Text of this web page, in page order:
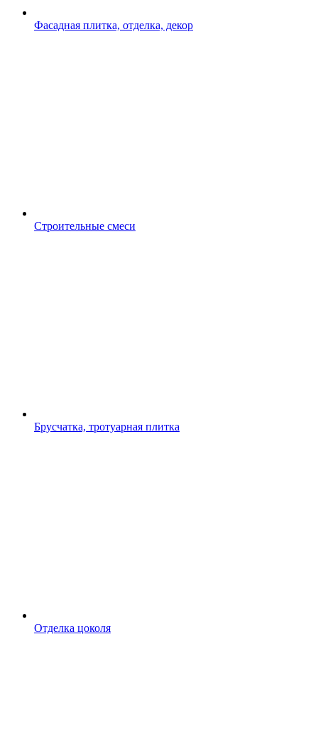
Фасадная плитка, отделка, декор
Строительные смеси
Брусчатка, тротуарная плитка
Отделка цоколя